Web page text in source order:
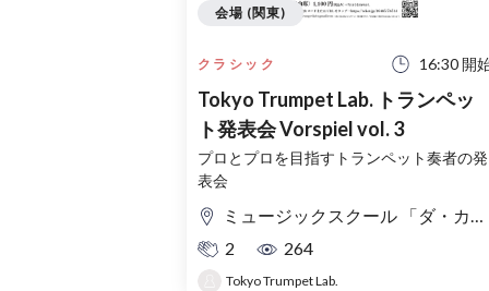
クラシック 16:30 開
Tokyo Trumpet Lab. トランペッ
ト発表会 Vorspiel vol. 3
プロとプロを目指すトランペット奏者の発
表会
ミュージックスクール 「ダ・カーポ」地下スタジオ
2
264
Tokyo Trumpet Lab.
会場 (関東)